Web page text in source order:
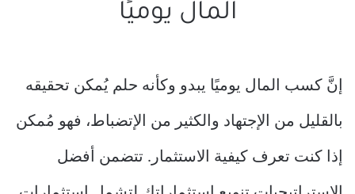
المال يوميًا
إنَّ كسب المال يوميًا يبدو وكأنه حلم يُمكن تحقيقه
بالقليل من الإجتهاد والكثير من الإتضباط، فهو مُمكن
إذا كنت تعرف كيفية الاستثمار. تتضمن أفضل